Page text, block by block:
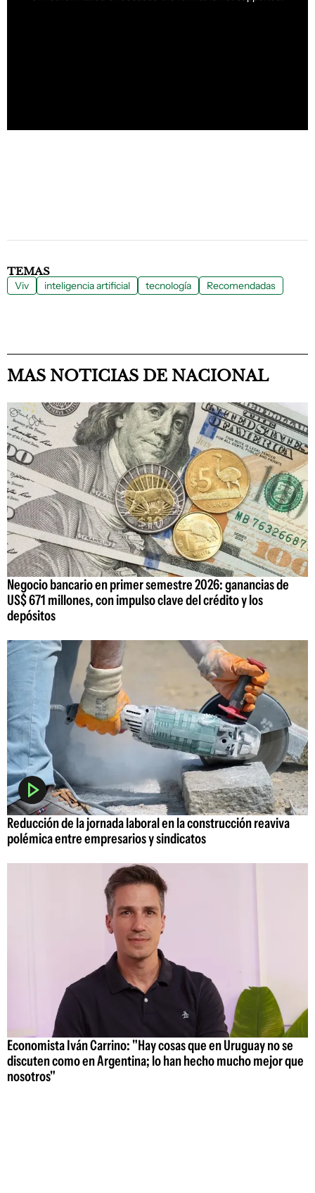
TEMAS
Viv inteligencia artificial tecnología Recomendadas
MAS NOTICIAS DE NACIONAL
Negocio bancario en primer semestre 2026: ganancias de
US$ 671 millones, con impulso clave del crédito y los
depósitos
Reducción de la jornada laboral en la construcción reaviva
polémica entre empresarios y sindicatos
Economista Iván Carrino: "Hay cosas que en Uruguay no se
discuten como en Argentina; lo han hecho mucho mejor que
nosotros"